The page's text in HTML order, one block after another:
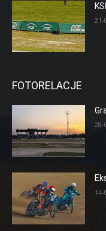
21-
FOTORELACJE
28-
14-